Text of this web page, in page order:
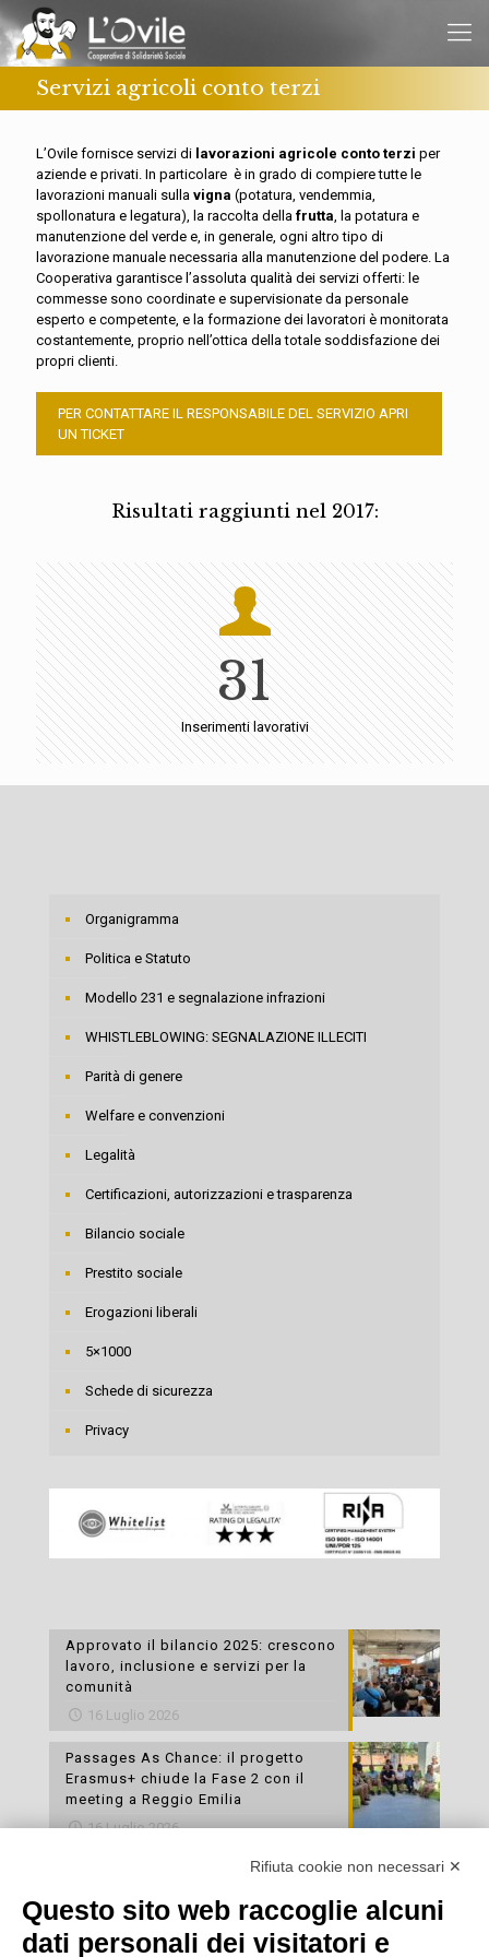
Servizi agricoli conto terzi
L’Ovile fornisce servizi di lavorazioni agricole conto terzi per
aziende e privati. In particolare è in grado di compiere tutte le
lavorazioni manuali sulla vigna (potatura, vendemmia,
spollonatura e legatura), la raccolta della frutta, la potatura e
manutenzione del verde e, in generale, ogni altro tipo di
lavorazione manuale necessaria alla manutenzione del podere. La
Cooperativa garantisce l’assoluta qualità dei servizi offerti: le
commesse sono coordinate e supervisionate da personale
esperto e competente, e la formazione dei lavoratori è monitorata
costantemente, proprio nell’ottica della totale soddisfazione dei
propri clienti.
PER CONTATTARE IL RESPONSABILE DEL SERVIZIO APRI
UN TICKET
Risultati raggiunti nel 2017:
31
Inserimenti lavorativi
Organigramma
Politica e Statuto
Modello 231 e segnalazione infrazioni
WHISTLEBLOWING: SEGNALAZIONE ILLECITI
Parità di genere
Welfare e convenzioni
Legalità
Certificazioni, autorizzazioni e trasparenza
Bilancio sociale
Prestito sociale
Erogazioni liberali
5×1000
Schede di sicurezza
Privacy
Approvato il bilancio 2025: crescono
lavoro, inclusione e servizi per la
comunità
16 Luglio 2026
Passages As Chance: il progetto
Erasmus+ chiude la Fase 2 con il
meeting a Reggio Emilia
16 Luglio 2026
Esami di laboratorio preventivi
cura della propria salute
16 Luglio 2026
Rifiuta cookie non necessari ✕
Questo sito web raccoglie alcuni
dati personali dei visitatori e